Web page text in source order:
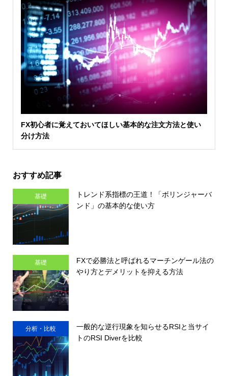
FX初心者に覚えておいてほしい基本的な注文方法と使い
分け方法
おすすめ記事
基礎
トレンド系指標の王道！「ボリンジャーバ
ンド」の基本的な使い方
基礎
FXで必勝法と呼ばれるマーチンゲール法の
やり方とデメリットを抑える方法
分析・比較
一般的な逆行現象を知らせるRSIと当サイ
トのRSI Diverを比較